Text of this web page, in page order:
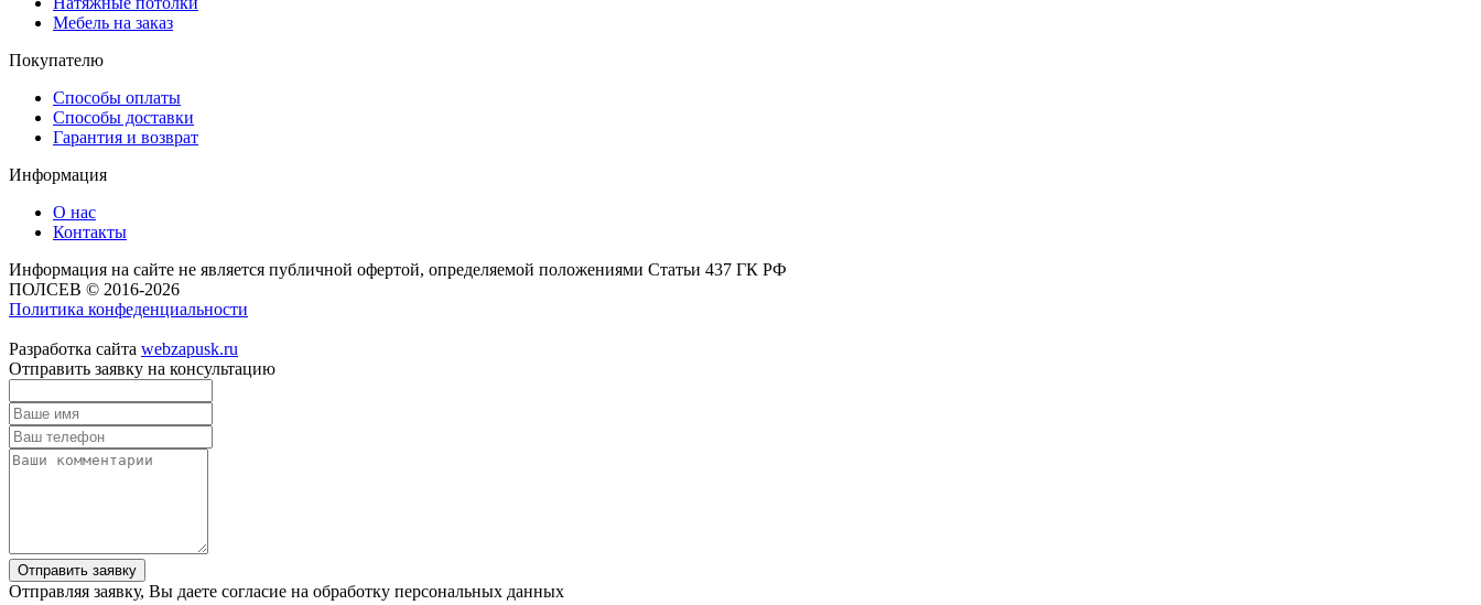
Мебель на заказ
Покупателю
Способы оплаты
Способы доставки
Гарантия и возврат
Информация
О нас
Контакты
Информация на сайте не является публичной офертой, определяемой положениями Статьи 437 ГК РФ
ПОЛСЕВ © 2016-2026
Политика конфеденциальности
Разработка сайта webzapusk.ru
Отправить заявку на консультацию
Отправить заявку
Отправляя заявку, Вы даете согласие на обработку персональных данных